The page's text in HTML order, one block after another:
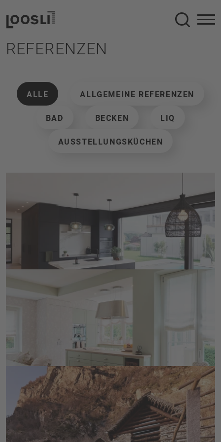
Suche
REFERENZEN
ALLE ALLGEMEINE REFERENZEN
BAD BECKEN LIQ
AUSSTELLUNGSKÜCHEN
Neubau im Zweifamilienhaus
In Zusammenarbeit mit dem Architekturbüro Forum A
ist nachfolgendes Projekt entstanden. Die Wünsche
der Bauherrin wurden alle wunderbar miteinander
verbunden: eine ruhige Wohnumgebung, Räume, in
denen Sie sich geborgen fühlt, und zugleich
Grosszügigkeit und Helligkeit.
DETAILS ANSEHEN
Küche mit Aussicht
In einem Haus von 1905 rückt ein Anbau die neue
lindengrüne Küche und den in den Garten greifenden
Essbereich ins Zentrum des reizend gestalteten
Zuhauses, das ganz im Sinne des feinfühligen
Einrichtungsstil der Bauherrin gehalten ist.
Gemeinsam mit dem Architekturbüro Forum A ist
dieses Projekt entstanden.
DETAILS ANSEHEN
Rustico im Maggiatal
Beim Ausbau eines typischen Rusticos gelang es uns
in Zusammenarbeit mit dem Architekten eine
Symbiose aus rustikal und modern zu schaffen.
DETAILS ANSEHEN